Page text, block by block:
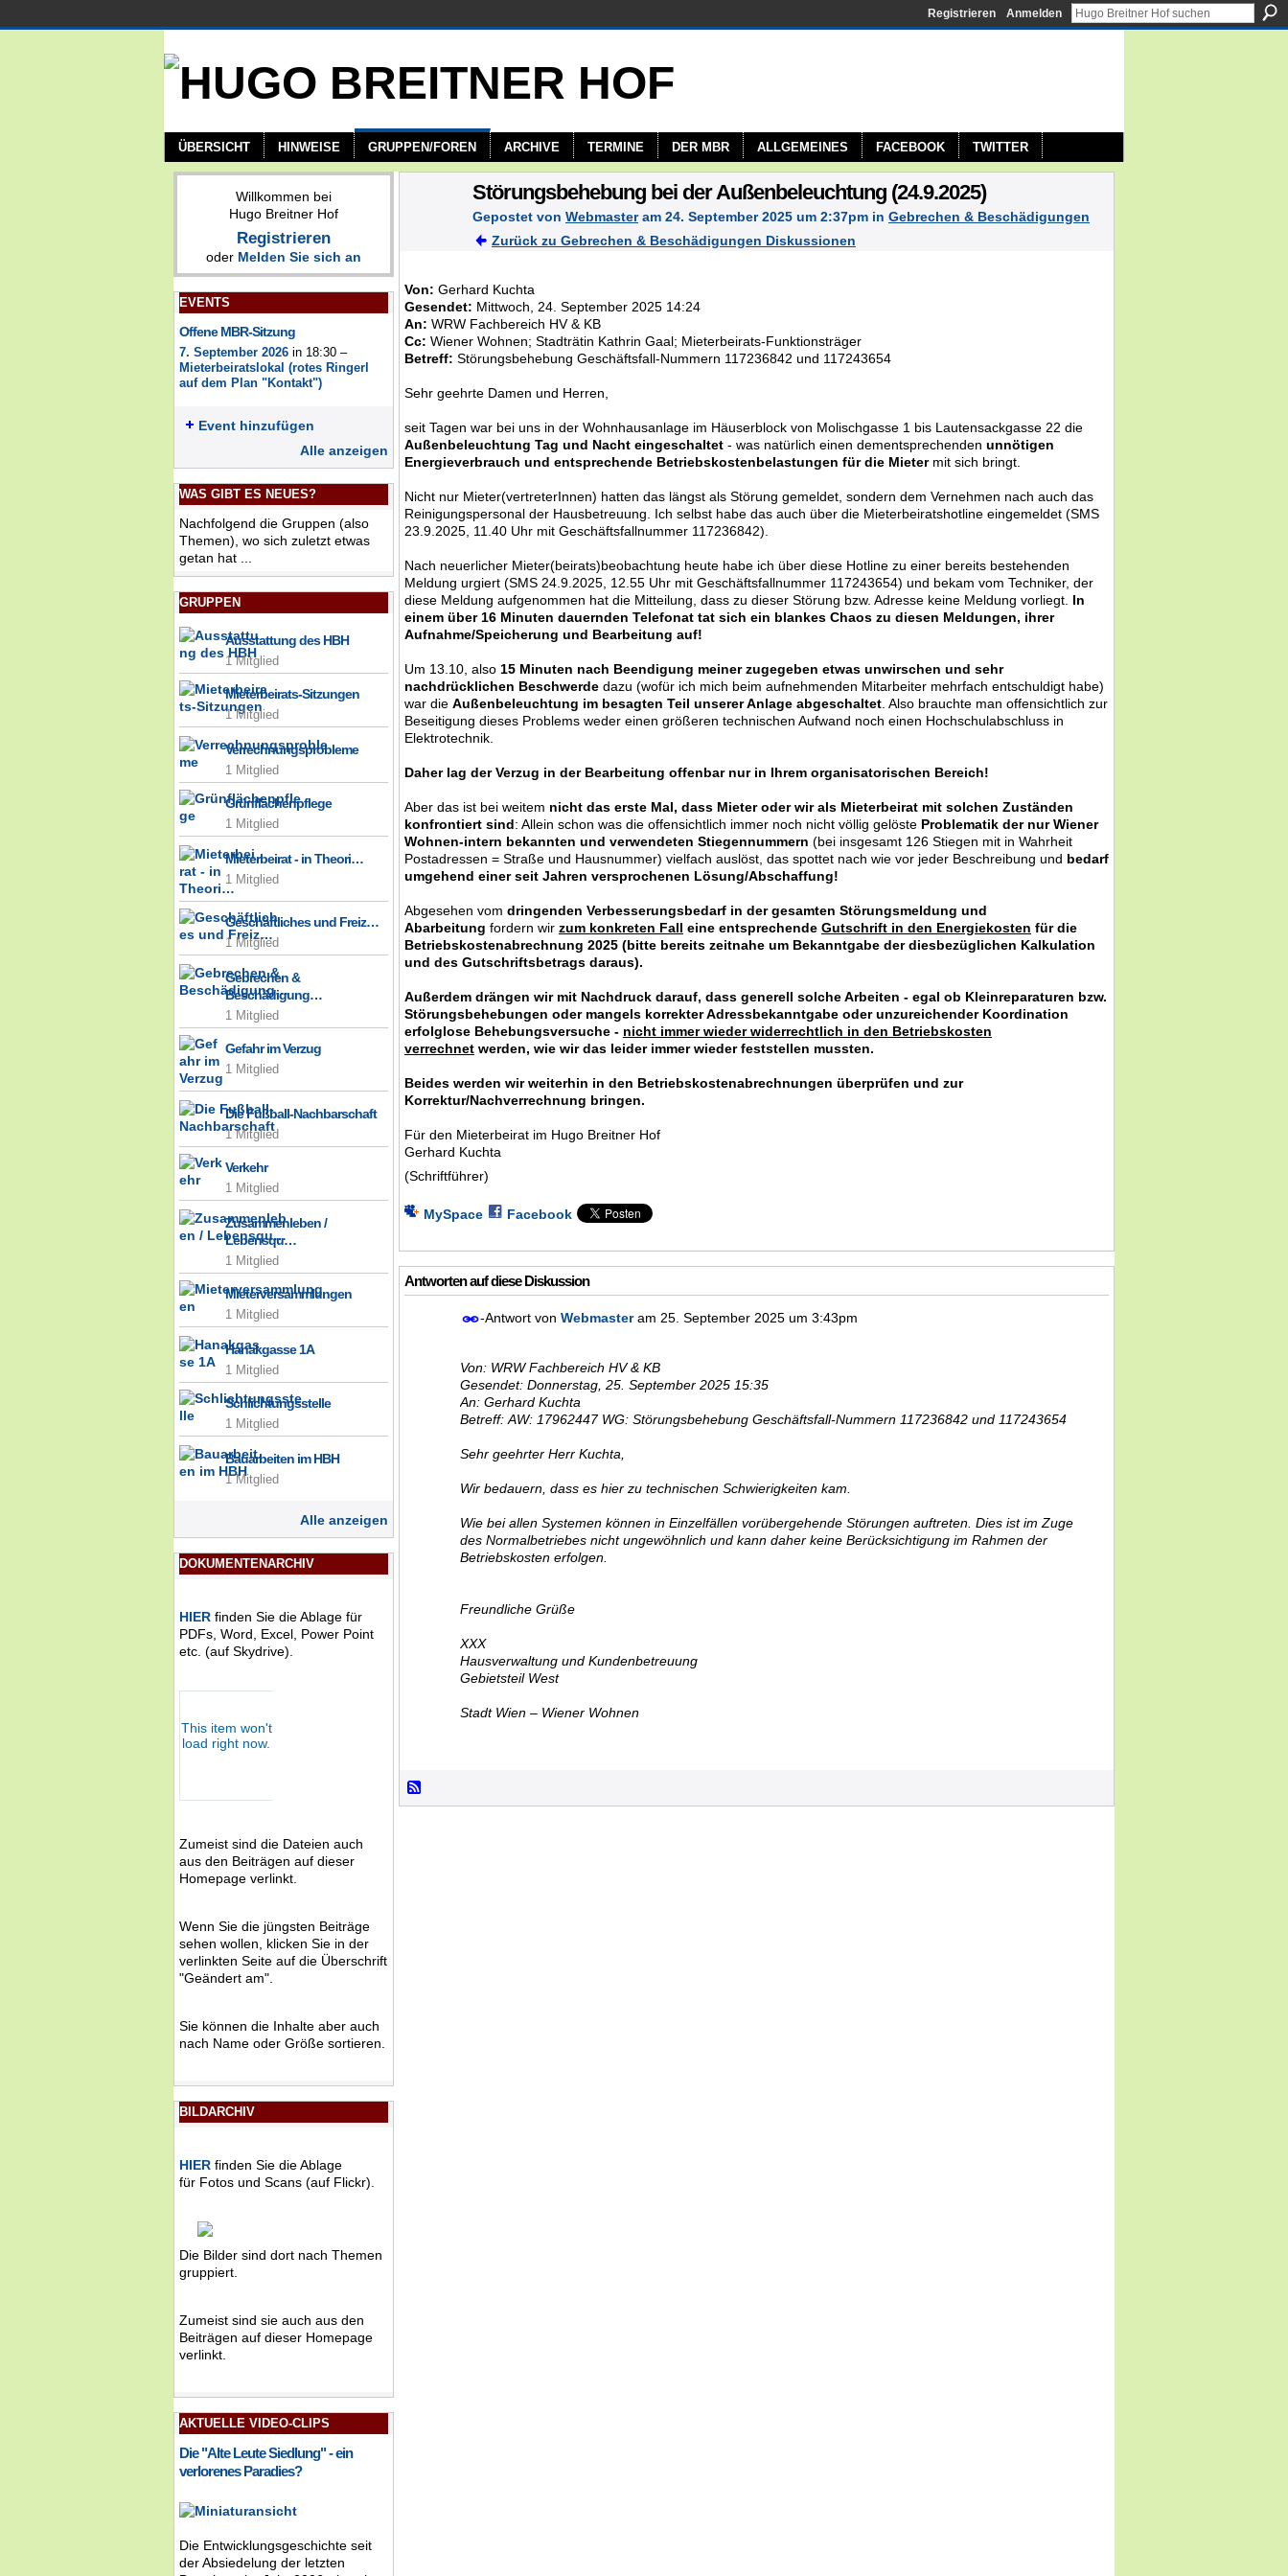
Registrieren Anmelden
ÜBERSICHT HINWEISE GRUPPEN/FOREN ARCHIVE TERMINE DER MBR ALLGEMEINES FACEBOOK TWITTER
Willkommen bei
Hugo Breitner Hof
Registrieren
oder Melden Sie sich an
EVENTS
Offene MBR-Sitzung
7. September 2026 in 18:30 –
Mieterbeiratslokal (rotes Ringerl
auf dem Plan "Kontakt")
Event hinzufügen
Alle anzeigen
WAS GIBT ES NEUES?
Nachfolgend die Gruppen (also
Themen), wo sich zuletzt etwas
getan hat ...
GRUPPEN
Ausstattung des HBH
1 Mitglied
Mieterbeirats-Sitzungen
1 Mitglied
Verrechnungsprobleme
1 Mitglied
Grünflächenpflege
1 Mitglied
Mieterbeirat - in Theori…
1 Mitglied
Geschäftliches und Freiz…
1 Mitglied
Gebrechen &
Beschädigung…
1 Mitglied
Gefahr im Verzug
1 Mitglied
Die Fußball-Nachbarschaft
1 Mitglied
Verkehr
1 Mitglied
Zusammenleben /
Lebensqu…
1 Mitglied
Mieterversammlungen
1 Mitglied
Hanakgasse 1A
1 Mitglied
Schlichtungsstelle
1 Mitglied
Bauarbeiten im HBH
1 Mitglied
Alle anzeigen
DOKUMENTENARCHIV
HIER finden Sie die Ablage für
PDFs, Word, Excel, Power Point
etc. (auf Skydrive).
Zumeist sind die Dateien auch
aus den Beiträgen auf dieser
Homepage verlinkt.
Wenn Sie die jüngsten Beiträge
sehen wollen, klicken Sie in der
verlinkten Seite auf die Überschrift
"Geändert am".
Sie können die Inhalte aber auch
nach Name oder Größe sortieren.
BILDARCHIV
HIER finden Sie die Ablage
für Fotos und Scans (auf Flickr).
Die Bilder sind dort nach Themen
gruppiert.
Zumeist sind sie auch aus den
Beiträgen auf dieser Homepage
verlinkt.
AKTUELLE VIDEO-CLIPS
Die "Alte Leute Siedlung" - ein
verlorenes Paradies?
Die Entwicklungsgeschichte seit
der Absiedelung der letzten
Störungsbehebung bei der Außenbeleuchtung (24.9.2025)
Gepostet von Webmasteram 24. September 2025 um 2:37pm in Gebrechen & Beschädigungen
Zurück zu Gebrechen & Beschädigungen Diskussionen
Von: Gerhard Kuchta
Gesendet: Mittwoch, 24. September 2025 14:24
An: WRW Fachbereich HV & KB
Cc: Wiener Wohnen; Stadträtin Kathrin Gaal; Mieterbeirats-Funktionsträger
Betreff: Störungsbehebung Geschäftsfall-Nummern 117236842 und 117243654
Sehr geehrte Damen und Herren,
seit Tagen war bei uns in der Wohnhausanlage im Häuserblock von Molischgasse 1 bis Lautensackgasse 22 die
Außenbeleuchtung Tag und Nacht eingeschaltet - was natürlich einen dementsprechenden unnötigen
Energieverbrauch und entsprechende Betriebskostenbelastungen für die Mietermit sich bringt.
Nicht nur Mieter(vertreterInnen) hatten das längst als Störung gemeldet, sondern dem Vernehmen nach auch das
Reinigungspersonal der Hausbetreuung. Ich selbst habe das auch über die Mieterbeiratshotline eingemeldet (SMS
23.9.2025, 11.40 Uhr mit Geschäftsfallnummer 117236842).
Nach neuerlicher Mieter(beirats)beobachtung heute habe ich über diese Hotline zu einer bereits bestehenden
Meldung urgiert (SMS 24.9.2025, 12.55 Uhr mit Geschäftsfallnummer 117243654) und bekam vom Techniker, der
diese Meldung aufgenommen hat die Mitteilung, dass zu dieser Störung bzw. Adresse keine Meldung vorliegt. In
einem über 16 Minuten dauernden Telefonat tat sich ein blankes Chaos zu diesen Meldungen, ihrer
Aufnahme/Speicherung und Bearbeitung auf!
Um 13.10, also 15 Minuten nach Beendigung meiner zugegeben etwas unwirschen und sehr
nachdrücklichen Beschwerde dazu (wofür ich mich beim aufnehmenden Mitarbeiter mehrfach entschuldigt habe)
war die Außenbeleuchtung im besagten Teil unserer Anlage abgeschaltet . Also brauchte man offensichtlich zur
Beseitigung dieses Problems weder einen größeren technischen Aufwand noch einen Hochschulabschluss in
Elektrotechnik.
Daher lag der Verzug in der Bearbeitung offenbar nur in Ihrem organisatorischen Bereich!
Aber das ist bei weitem nicht das erste Mal, dass Mieter oder wir als Mieterbeirat mit solchen Zuständen
konfrontiert sind: Allein schon was die offensichtlich immer noch nicht völlig gelöste Problematik der nur Wiener
Wohnen-intern bekannten und verwendeten Stiegennummern (bei insgesamt 126 Stiegen mit in Wahrheit
Postadressen = Straße und Hausnummer) vielfach auslöst, das spottet nach wie vor jeder Beschreibung und bedarf
umgehend einer seit Jahren versprochenen Lösung/Abschaffung!
Abgesehen vom dringenden Verbesserungsbedarf in der gesamten Störungsmeldung und
Abarbeitung fordern wir zum konkreten Fall eine entsprechende Gutschrift in den Energiekosten für die
Betriebskostenabrechnung 2025 (bitte bereits zeitnahe um Bekanntgabe der diesbezüglichen Kalkulation
und des Gutschriftsbetrags daraus).
Außerdem drängen wir mit Nachdruck darauf, dass generell solche Arbeiten - egal ob Kleinreparaturen bzw.
Störungsbehebungen oder mangels korrekter Adressbekanntgabe oder unzureichender Koordination
erfolglose Behebungsversuche - nicht immer wieder widerrechtlich in den Betriebskosten
verrechnet werden, wie wir das leider immer wieder feststellen mussten.
Beides werden wir weiterhin in den Betriebskostenabrechnungen überprüfen und zur
Korrektur/Nachverrechnung bringen.
Für den Mieterbeirat im Hugo Breitner Hof
Gerhard Kuchta
(Schriftführer)
MySpace Facebook
Antworten auf diese Diskussion
-Antwort von Webmasteram 25. September 2025 um 3:43pm
Von: WRW Fachbereich HV & KB
Gesendet: Donnerstag, 25. September 2025 15:35
An: Gerhard Kuchta
Betreff: AW: 17962447 WG: Störungsbehebung Geschäftsfall-Nummern 117236842 und 117243654
Sehr geehrter Herr Kuchta,
Wir bedauern, dass es hier zu technischen Schwierigkeiten kam.
Wie bei allen Systemen können in Einzelfällen vorübergehende Störungen auftreten. Dies ist im Zuge
des Normalbetriebes nicht ungewöhnlich und kann daher keine Berücksichtigung im Rahmen der
Betriebskosten erfolgen.
Freundliche Grüße
XXX
Hausverwaltung und Kundenbetreuung
Gebietsteil West
Stadt Wien – Wiener Wohnen